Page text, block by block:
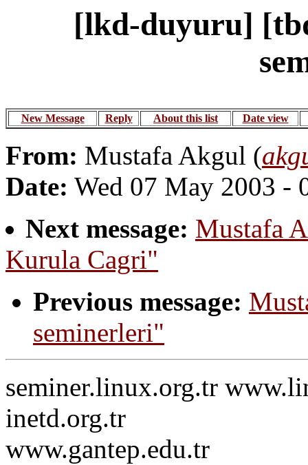
[lkd-duyuru]
New Message Reply About this list Date view
From: Mustafa Akgul (
Date: Wed 07 May 2003 -
Next message: Mustafa
Kurula Cagri"
Previous message:
seminerleri"
seminer.linux.org.tr
inetd.org.tr
www.gantep.edu.tr